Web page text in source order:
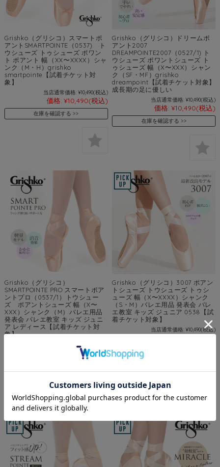
Grishko（グリシコ）スマートポ
アントSMARTPOINTE（0537) ト
ウシューズ トゥシューズ ポワン
ト ポアント 幅（XX〜XXXX）シャ
ンク（M・H）grishko
smartpointe【試着チケット対
象】
当店通常価格: ¥10,490(税込)
価格: ¥10,490(税込)
在庫を確認する
Grishko（グリシコ）ドリームポ
アント2007
DREAMPOINTE2007（0527/1) ト
ウシューズ ポワントシューズ ト
ゥシューズ 幅（X〜XXX）シャン
ク（SF・MF）grishko
dreampoint【試着チケット対象】
成長期の足に優しい
当店通常価格: ¥10,490(税込)
価格: ¥10,490(税込)
在庫を確認する
Grishko（グリシコ）
SMARTPOINTE PRO スマートポア
ントプロ（0537/1）トウシュー
ズ ポアントシューズ 幅（X〜
XXX）シャンク（M）バレエ用品
発表会 バレエ教室 キッズ ジュニ
ア レディース【試着チケット対
象】
¥10,490(税込)
Grishko（グリシコ）3007 ポアン
トシューズ トウシューズ トゥシ
ューズ 幅（X〜XXXX）シャンク
（S・M）バレエ用品 発表会 バレ
エ教室 キッズ ジュニア 0538【試
着チケット対象】
当店通常価格: ¥10,490(税込)
(税込)
在庫を確認する